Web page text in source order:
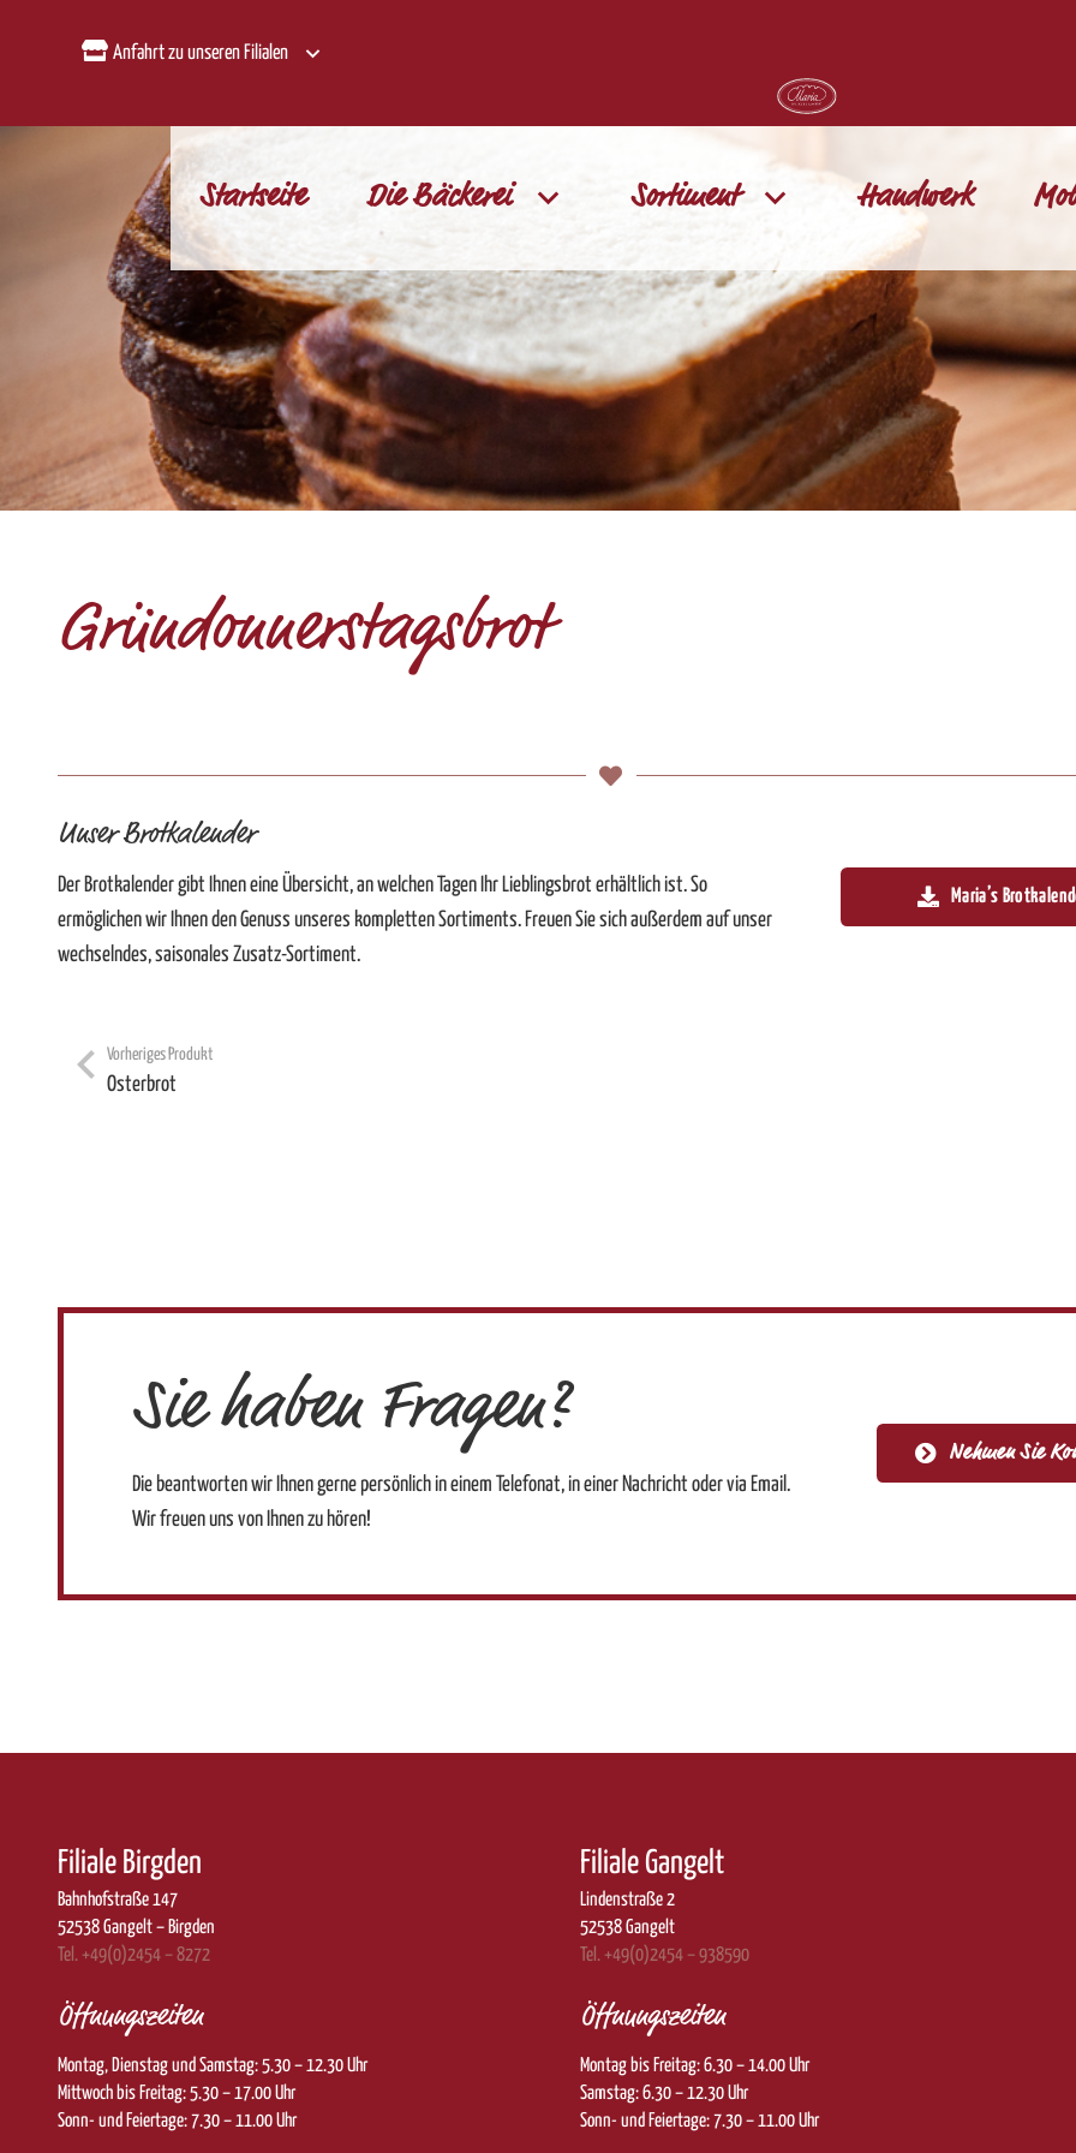
Anfahrt zu unseren Filialen
Startseite Die Bäckerei Sortiment Handwerk
Gründonnerstagsbrot
Unser Brotkalender
Der Brotkalender gibt Ihnen eine Übersicht, an welchen Tagen Ihr Lieblingsbrot erhältlich ist. So
ermöglichen wir Ihnen den Genuss unseres kompletten Sortiments. Freuen Sie sich außerdem auf unser
wechselndes, saisonales Zusatz-Sortiment.
Maria’s
Vorheriges Produkt
Osterbrot
Sie haben Fragen?
Die beantworten wir Ihnen gerne persönlich in einem Telefonat, in einer Nachricht oder via Email.
Wir freuen uns von Ihnen zu hören!
Nehmen Sie
Filiale Birgden
Bahnhofstraße 147
52538 Gangelt – Birgden
Tel. +49(0)2454 – 8272
Öffnungszeiten
Montag, Dienstag und Samstag: 5.30 – 12.30 Uhr
Mittwoch bis Freitag: 5.30 – 17.00 Uhr
Sonn- und Feiertage: 7.30 – 11.00 Uhr
Filiale Gangelt
Lindenstraße 2
52538 Gangelt
Tel. +49(0)2454 – 938590
Öffnungszeiten
Montag bis Freitag: 6.30 – 14.00 Uhr
Samstag: 6.30 – 12.30 Uhr
Sonn- und Feiertage: 7.30 – 11.00 Uhr